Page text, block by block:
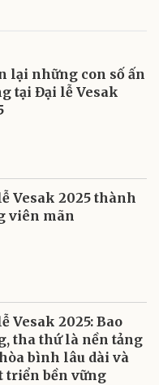
lại những con số ấn
tại Đại lễ Vesak
Vesak 2025 thành
viên mãn
Vesak 2025: Bao
tha thứ là nền tảng
bình lâu dài và
triển bền vững